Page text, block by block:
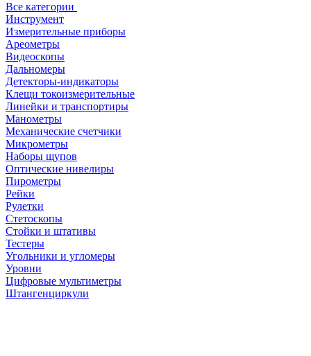
Все категории
Инструмент
Измерительные приборы
Ареометры
Видеоскопы
Дальномеры
Детекторы-индикаторы
Клещи токоизмерительные
Линейки и транспортиры
Манометры
Механические счетчики
Микрометры
Наборы щупов
Оптические нивелиры
Пирометры
Рейки
Рулетки
Стетоскопы
Стойки и штативы
Тестеры
Угольники и угломеры
Уровни
Цифровые мультиметры
Штангенциркули